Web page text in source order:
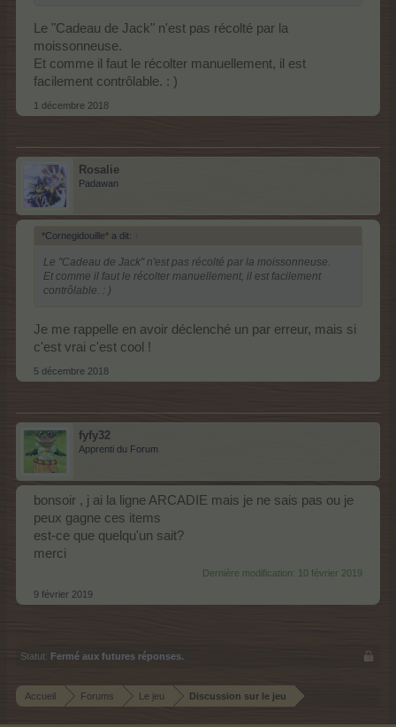
Le "Cadeau de Jack" n'est pas récolté par la
moissonneuse.
Et comme il faut le récolter manuellement, il est
facilement contrôlable. : )
1 décembre 2018
Rosalie
Padawan
*Cornegidouille* a dit: ↑
Le "Cadeau de Jack" n'est pas récolté par la moissonneuse.
Et comme il faut le récolter manuellement, il est facilement
contrôlable. : )
Je me rappelle en avoir déclenché un par erreur, mais si
c'est vrai c'est cool !
5 décembre 2018
fyfy32
Apprenti du Forum
bonsoir , j ai la ligne ARCADIE mais je ne sais pas ou je
peux gagne ces items
est-ce que quelqu'un sait?
merci
Dernière modification: 10 février 2019
9 février 2019
Statut: Fermé aux futures réponses.
Accueil Forums Le jeu Discussion sur le jeu